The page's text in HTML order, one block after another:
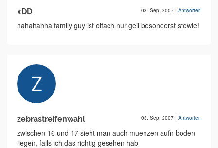
xDD 03. Sep. 2007 | Antworten
hahahahha family guy ist eifach nur geil besonderst stewie!
zebrastreifenwahl 03. Sep. 2007 | Antworten
zwischen 16 und 17 sieht man auch muenzen aufn boden
liegen, falls ich das richtig gesehen hab